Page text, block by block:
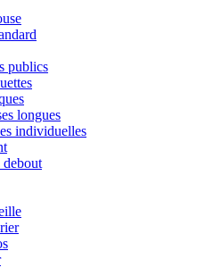
publics
longues
individuelles
debout